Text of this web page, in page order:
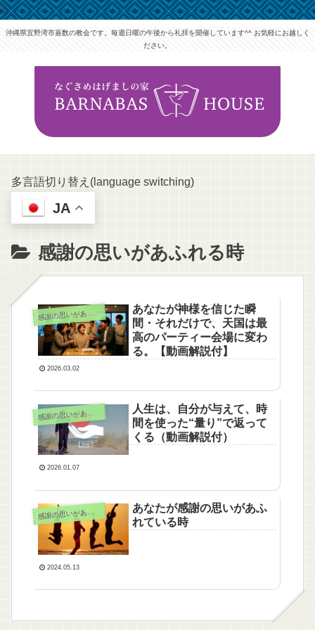
1
沖縄県宜野湾市嘉数の教会です。毎週日曜の午後から礼拝を開催しています^^ お気軽にお越しく
ださい。
多言語切り替え(language switching)
JA
感謝の思いがあふれる時
感 謝の思いがあふれる時
あなたが神様を信じた瞬
間・それだけで、天国は最
高のパーティー会場に変わ
る。【動画解説付】
2026.03.02
感謝の思いがあふれる時
人生は、自分が与えて、時
間を使った“量り”で返って
くる（動画解説付）
2026.01.07
感謝の思いがあふれる時
あなたが感謝の思いがあふ
れている時
2024.05.13